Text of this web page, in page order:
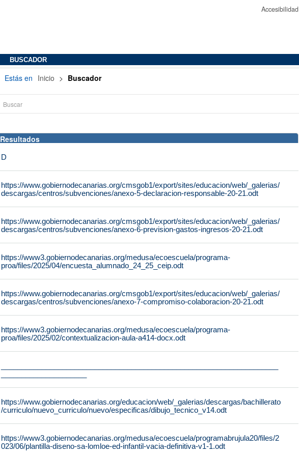
Accesibilidad
BUSCADOR
Estás en Inicio > Buscador
Resultados
D
https://www.gobiernodecanarias.org/cmsgob1/export/sites/educacion/web/_galerias/
descargas/centros/subvenciones/anexo-5-declaracion-responsable-20-21.odt
https://www.gobiernodecanarias.org/cmsgob1/export/sites/educacion/web/_galerias/
descargas/centros/subvenciones/anexo-6-prevision-gastos-ingresos-20-21.odt
https://www3.gobiernodecanarias.org/medusa/ecoescuela/programa-
proa/files/2025/04/encuesta_alumnado_24_25_ceip.odt
https://www.gobiernodecanarias.org/cmsgob1/export/sites/educacion/web/_galerias/
descargas/centros/subvenciones/anexo-7-compromiso-colaboracion-20-21.odt
https://www3.gobiernodecanarias.org/medusa/ecoescuela/programa-
proa/files/2025/02/contextualizacion-aula-a414-docx.odt
https://www.gobiernodecanarias.org/educacion/web/_galerias/descargas/bachillerato
/curriculo/nuevo_curriculo/nuevo/especificas/dibujo_tecnico_v14.odt
https://www3.gobiernodecanarias.org/medusa/ecoescuela/programabrujula20/files/2
023/06/plantilla-diseno-sa-lomloe-ed-infantil-vacia-definitiva-v1-1.odt